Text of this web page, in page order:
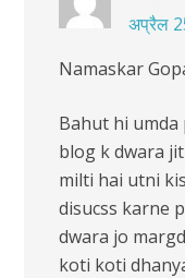
अप्रैल
Namaskar
Bahut hi
blog k dwara
milti hai utni
disucss karne
dwara jo
koti koti